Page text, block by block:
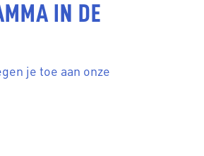
IN DE
je toe aan onze